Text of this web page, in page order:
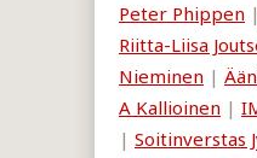
Peter Phippen |
Riitta-Liisa
Nieminen |
A Kallioinen |
| Soitinverstas